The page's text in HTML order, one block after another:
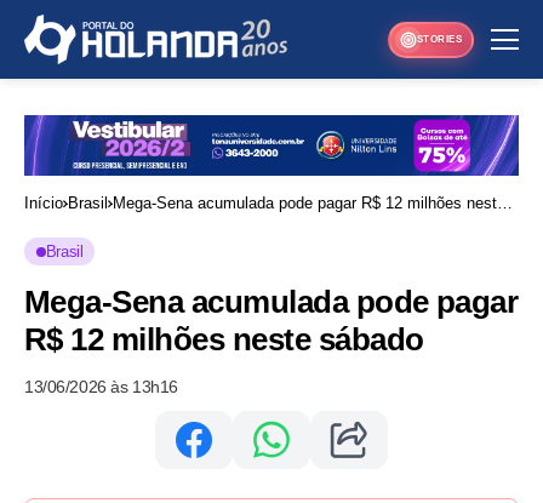
STORIES
Início Brasil
Mega-Sena acumulada pode pagar R$ 12 milhões neste
Brasil
Mega-Sena acumulada pode pagar
R$ 12 milhões neste sábado
13/06/2026 às 13h16